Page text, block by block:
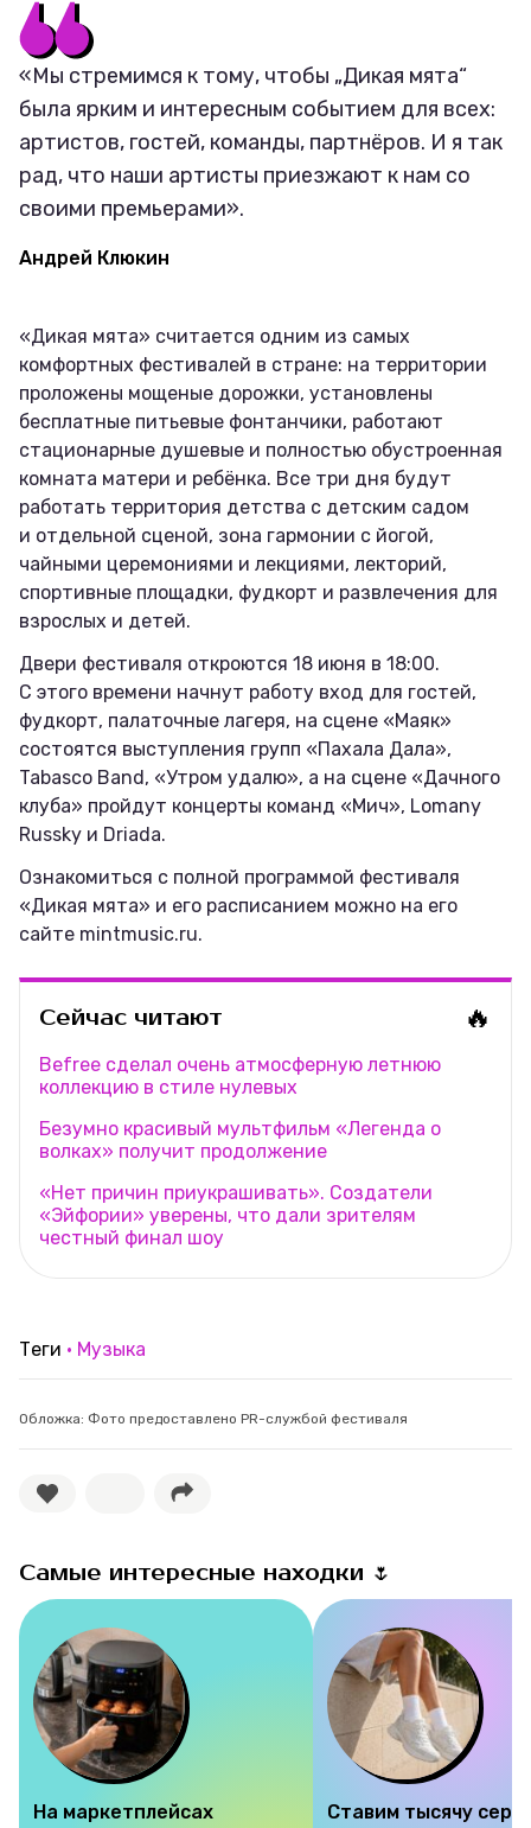
«Мы стремимся к тому, чтобы „Дикая мята“
была ярким и интересным событием для всех:
артистов, гостей, команды, партнёров. И я так
рад, что наши артисты приезжают к нам со
своими премьерами».
Андрей Клюкин
«Дикая мята» считается одним из самых
комфортных фестивалей в стране: на территории
проложены мощеные дорожки, установлены
бесплатные питьевые фонтанчики, работают
стационарные душевые и полностью обустроенная
комната матери и ребёнка. Все три дня будут
работать территория детства с детским садом
и отдельной сценой, зона гармонии с йогой,
чайными церемониями и лекциями, лекторий,
спортивные площадки, фудкорт и развлечения для
взрослых и детей.
Двери фестиваля откроются 18 июня в 18:00.
С этого времени начнут работу вход для гостей,
фудкорт, палаточные лагеря, на сцене «Маяк»
состоятся выступления групп «Пахала Дала»,
Tabasco Band, «Утром удалю», а на сцене «Дачного
клуба» пройдут концерты команд «Мич», Lomany
Russky и Driada.
Ознакомиться с полной программой фестиваля
«Дикая мята» и его расписанием можно на его
сайте mintmusic.ru.
Сейчас читают 🔥
Befree сделал очень атмосферную летнюю
коллекцию в стиле нулевых
Безумно красивый мультфильм «Легенда о
волках» получит продолжение
«Нет причин приукрашивать». Создатели
«Эйфории» уверены, что дали зрителям
честный финал шоу
Теги Музыка
Обложка: Фото предоставлено PR-службой фестиваля
Самые интересные находки 🌷
На маркетплейсах
Ставим тысячу